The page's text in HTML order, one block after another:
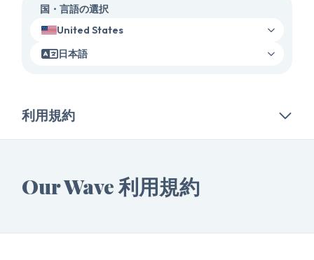
国・言語の選択
United States
日本語
利用規約
Our Wave 利用規約